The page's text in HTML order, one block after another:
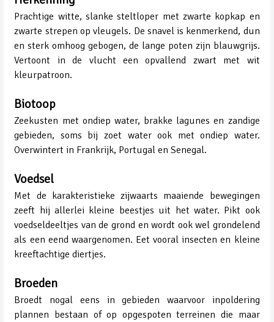
Prachtige witte, slanke steltloper met zwarte kopkap en
zwarte strepen op vleugels. De snavel is kenmerkend, dun
en sterk omhoog gebogen, de lange poten zijn blauwgrijs.
Vertoont in de vlucht een opvallend zwart met wit
kleurpatroon.
Biotoop
Zeekusten met ondiep water, brakke lagunes en zandige
gebieden, soms bij zoet water ook met ondiep water.
Overwintert in Frankrijk, Portugal en Senegal.
Voedsel
Met de karakteristieke zijwaarts maaiende bewegingen
zeeft hij allerlei kleine beestjes uit het water. Pikt ook
voedseldeeltjes van de grond en wordt ook wel grondelend
als een eend waargenomen. Eet vooral insecten en kleine
kreeftachtige diertjes.
Broeden
Broedt nogal eens in gebieden waarvoor inpoldering
plannen bestaan of op opgespoten terreinen die maar